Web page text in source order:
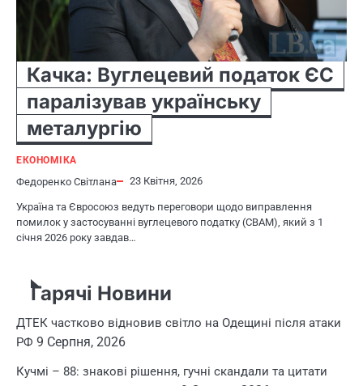
Качка: Вуглецевий податок ЄС
паралізував українську
металургію
ЕКОНОМІКА
Федоренко Світлана 23 Квітня, 2026
Україна та Євросоюз ведуть переговори щодо виправлення
помилок у застосуванні вуглецевого податку (CBAM), який з 1
січня 2026 року завдав…
Гарячі Новини
ДТЕК частково відновив світло на Одещині після атаки
РФ 9 Серпня, 2026
Кучмі – 88: знакові рішення, гучні скандали та цитати